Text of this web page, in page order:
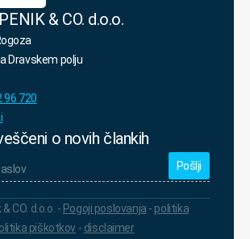
& CO. d.o.o.
Dravskem polju
96 720
o novih člankih
CO. d.o.o. - Pogoji poslovanja - politika
piškotkov - disclaimer